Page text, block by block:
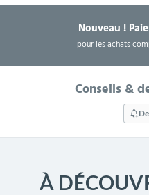
Nouveau !
pour les achats
Conseils &
À